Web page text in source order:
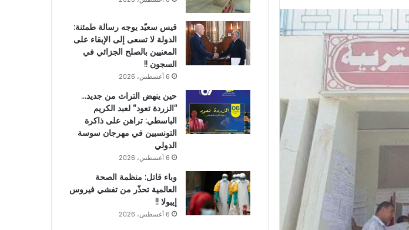
قيس سعيّد يوجه رسالة طمئنة:
الدولة لا تسعى إلى الإبقاء على
المعنيين بالصلح الجزائي في
السجون !!
6 أغسطس، 2026
حين ينهض التراث من جديد…
“الزردة تعود” لعبد الكريم
الباسطي: تراهن على ذاكرة
التونسيين في مهرجان سوسة
الدولي
6 أغسطس، 2026
وباء قاتل: منظمة الصحة
العالمية تحذّر من تفشي فيروس
إيبولا !!
6 أغسطس، 2026